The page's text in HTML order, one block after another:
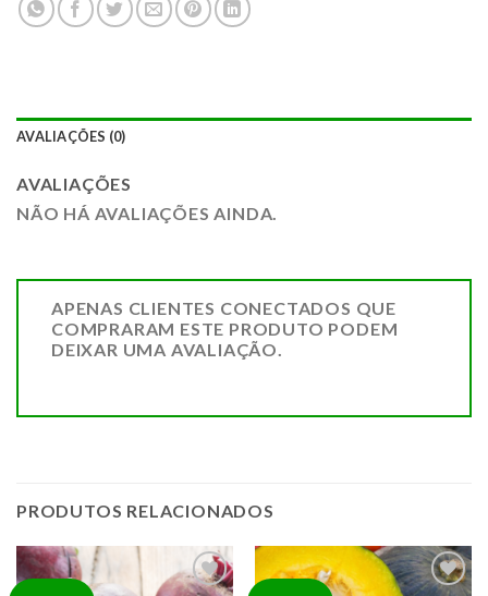
AVALIAÇÕES (0)
AVALIAÇÕES
NÃO HÁ AVALIAÇÕES AINDA.
APENAS CLIENTES CONECTADOS QUE
COMPRARAM ESTE PRODUTO PODEM
DEIXAR UMA AVALIAÇÃO.
PRODUTOS RELACIONADOS